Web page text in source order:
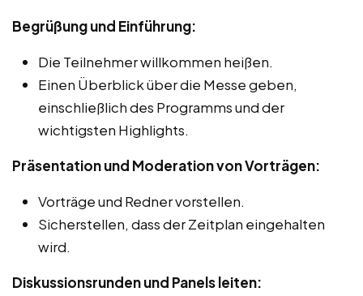
Begrüßung und Einführung:
Die Teilnehmer willkommen heißen.
Einen Überblick über die Messe geben,
einschließlich des Programms und der
wichtigsten Highlights.
Präsentation und Moderation von Vorträgen:
Vorträge und Redner vorstellen.
Sicherstellen, dass der Zeitplan eingehalten
wird.
Diskussionsrunden und Panels leiten: